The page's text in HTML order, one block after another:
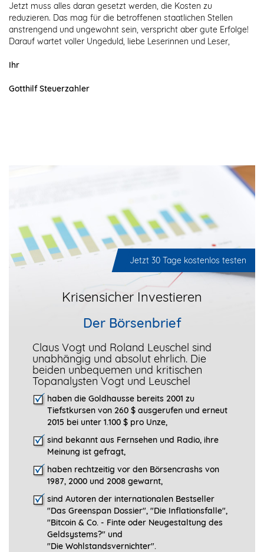
Jetzt muss alles daran gesetzt werden, die Kosten zu
reduzieren. Das mag für die betroffenen staatlichen Stellen
anstrengend und ungewohnt sein, verspricht aber gute Erfolge!
Darauf wartet voller Ungeduld, liebe Leserinnen und Leser,
Ihr
Gotthilf Steuerzahler
Jetzt 30 Tage kostenlos testen
Krisensicher Investieren
Der Börsenbrief
Claus Vogt und Roland Leuschel sind
unabhängig und absolut ehrlich. Die
beiden unbequemen und kritischen
Topanalysten Vogt und Leuschel
haben die Goldhausse bereits 2001 zu
Tiefstkursen von 260 $ ausgerufen und erneut
2015 bei unter 1.100 $ pro Unze,
sind bekannt aus Fernsehen und Radio, ihre
Meinung ist gefragt,
haben rechtzeitig vor den Börsencrashs von
1987, 2000 und 2008 gewarnt,
sind Autoren der internationalen Bestseller
"Das Greenspan Dossier", "Die Inflationsfalle",
"Bitcoin & Co. - Finte oder Neugestaltung des
Geldsystems?" und
"Die Wohlstandsvernichter".